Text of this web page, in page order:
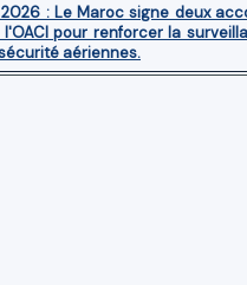
2026 : Le Maroc signe deux
pour renforcer la
aériennes.